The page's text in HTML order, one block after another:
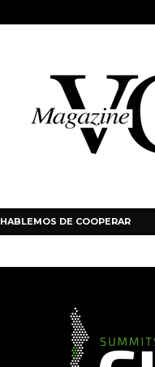
HABLEMOS DE COOPERAR